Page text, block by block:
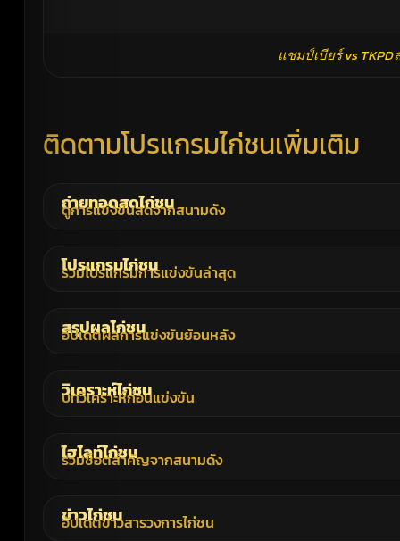
แชมป์เบียร์ vs TKPD
ติดตามโปรแกรมไก่ชนเพิ่มเติม
ถ่ายทอดสดไก่ชน
ดูการแข่งขันสดจากสนามดัง
โปรแกรมไก่ชน
รวมโปรแกรมการแข่งขันล่าสุด
สรุปผลไก่ชน
อัปเดตผลการแข่งขันย้อนหลัง
วิเคราะห์ไก่ชน
บทวิเคราะห์ก่อนแข่งขัน
ไฮไลท์ไก่ชน
รวมช็อตสำคัญจากสนามดัง
ข่าวไก่ชน
อัปเดตข่าวสารวงการไก่ชน